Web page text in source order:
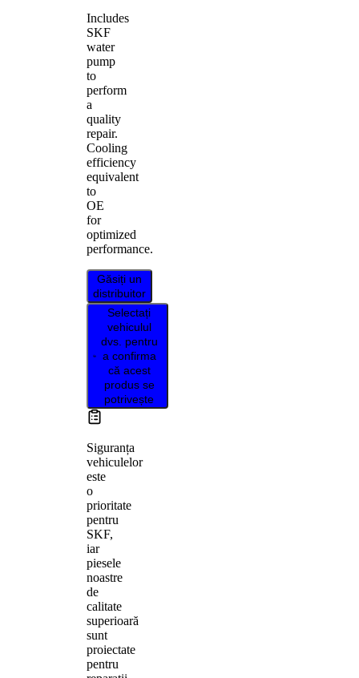
Includes
SKF
water
pump
to
perform
a
quality
repair.
Cooling
efficiency
equivalent
to
OE
for
optimized
performance.
Găsiți un
distribuitor
Selectați
vehiculul
dvs. pentru
a confirma
că acest
produs se
potrivește
Siguranța
vehiculelor
este
o
prioritate
pentru
SKF,
iar
piesele
noastre
de
calitate
superioară
sunt
proiectate
pentru